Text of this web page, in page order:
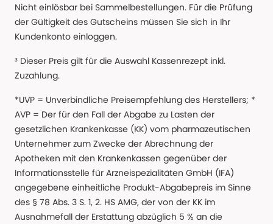
Nicht einlösbar bei Sammelbestellungen. Für die Prüfung
der Gültigkeit des Gutscheins müssen Sie sich in Ihr
Kundenkonto einloggen.
³ Dieser Preis gilt für die Auswahl Kassenrezept inkl.
Zuzahlung.
*UVP = Unverbindliche Preisempfehlung des Herstellers; *
AVP = Der für den Fall der Abgabe zu Lasten der
gesetzlichen Krankenkasse (KK) vom pharmazeutischen
Unternehmer zum Zwecke der Abrechnung der
Apotheken mit den Krankenkassen gegenüber der
Informationsstelle für Arzneispezialitäten GmbH (IFA)
angegebene einheitliche Produkt-Abgabepreis im Sinne
des § 78 Abs. 3 S. 1, 2. HS AMG, der von der KK im
Ausnahmefall der Erstattung abzüglich 5 % an die